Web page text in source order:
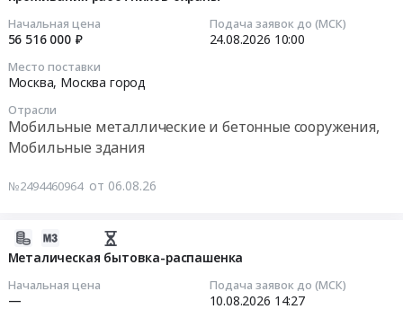
Начальная цена
56 516 000 ₽
Подача заявок до (МСК)
24.08.2026 10:00
Место поставки
Москва, Москва город
Отрасли
Мобильные металлические и бетонные сооружения,
Мобильные здания
№2494460964 от 06.08.26
Металическая бытовка-распашенка
Начальная цена
—
Подача заявок до (МСК)
10.08.2026 14:27